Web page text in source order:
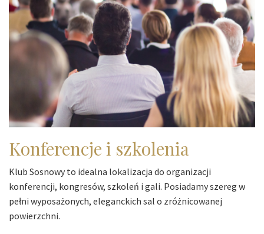
Konferencje i szkolenia
Klub Sosnowy to idealna lokalizacja do organizacji
konferencji, kongresów, szkoleń i gali. Posiadamy szereg w
pełni wyposażonych, eleganckich sal o zróżnicowanej
powierzchni.